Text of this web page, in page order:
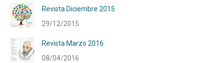
Revista Diciembre 2015
29/12/2015
Revista Marzo 2016
08/04/2016